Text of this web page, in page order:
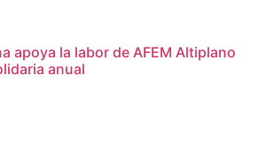
apoya la labor de AFEM Altiplano
anual